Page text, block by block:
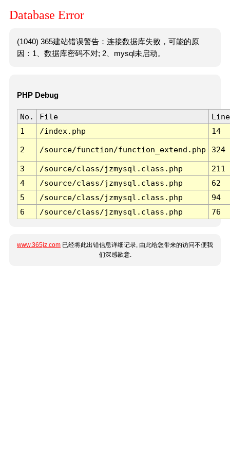
Database Error
(1040) 365建站错误警告：连接数据库失败，可能的原
因：1、数据库密码不对; 2、mysql未启动。
PHP Debug
No. File
Line
1
/index.php 14
2 /source/function/function_extend.php 324
3 /source/class/jzmysql.class.php
211
4
/source/class/jzmysql.class.php
62
5
/source/class/jzmysql.class.php
94
6
/source/class/jzmysql.class.php 76
www.365jz.com 已经将此出错信息详细记录, 由此给您带来的访问不便我
们深感歉意.